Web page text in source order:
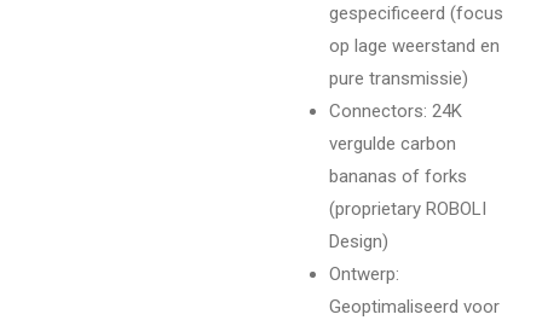
gespecificeerd (focus
op lage weerstand en
pure transmissie)
Connectors: 24K
vergulde carbon
bananas of forks
(proprietary ROBOLI
Design)
Ontwerp:
Geoptimaliseerd voor